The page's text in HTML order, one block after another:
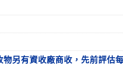
另有資收廠商收，先前評估